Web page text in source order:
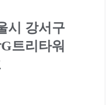
시 강서구
트리타워